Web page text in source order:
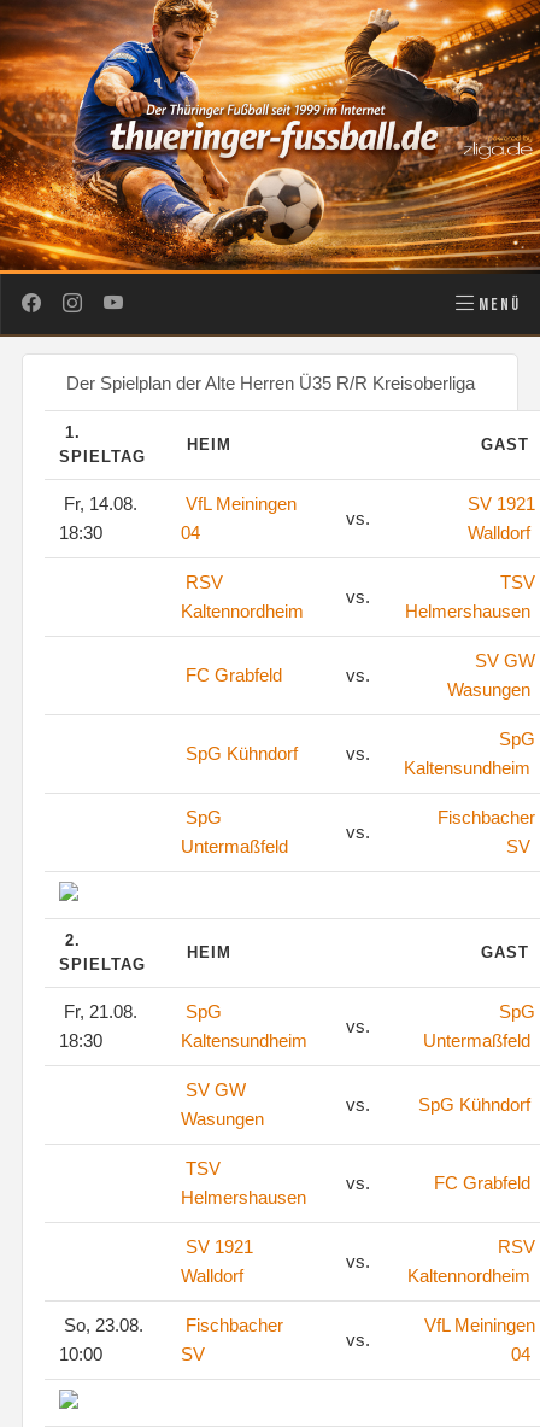
MENÜ
Der Spielplan der Alte Herren Ü35 R/R Kreisoberliga
1.
SPIELTAG
HEIM GAST
Fr, 14.08.
18:30
VfL Meiningen
04
vs.
SV 1921
Walldorf
RSV
Kaltennordheim
vs.
TSV
Helmershausen
FC Grabfeld vs.
SV GW
Wasungen
SpG Kühndorf vs.
SpG
Kaltensundheim
SpG
Untermaßfeld
vs.
Fischbacher
SV
2.
SPIELTAG
HEIM GAST
Fr, 21.08.
18:30
SpG
Kaltensundheim
vs.
SpG
Untermaßfeld
SV GW
Wasungen
vs. SpG Kühndorf
TSV
Helmershausen
vs. FC Grabfeld
SV 1921
Walldorf
vs.
RSV
Kaltennordheim
So, 23.08.
10:00
Fischbacher
SV
vs.
VfL Meiningen
04